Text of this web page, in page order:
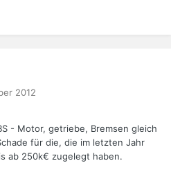
2012
- Motor, getriebe, Bremsen gleich
für die, die im letzten Jahr
ab 250k€ zugelegt haben.